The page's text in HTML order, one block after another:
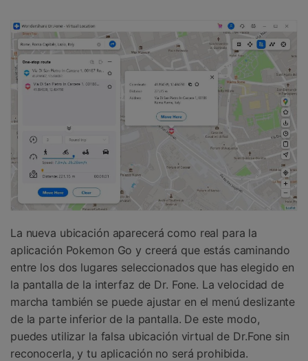
La nueva ubicación aparecerá como real para la
aplicación Pokemon Go y creerá que estás caminando
entre los dos lugares seleccionados que has elegido en
la pantalla de la interfaz de Dr. Fone. La velocidad de
marcha también se puede ajustar en el menú deslizante
de la parte inferior de la pantalla. De este modo,
puedes utilizar la falsa ubicación virtual de Dr.Fone sin
reconocerla, y tu aplicación no será prohibida.